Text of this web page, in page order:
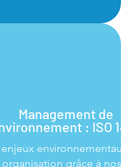
Management de
: ISO
environnementaux
grâce à nos